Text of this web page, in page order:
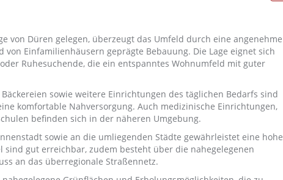
von Düren gelegen, überzeugt das Umfeld durch eine angenehme
Einfamilienhäusern geprägte Bebauung. Die Lage eignet sich
Ruhesuchende, die ein entspanntes Wohnumfeld mit guter
sowie weitere Einrichtungen des täglichen Bedarfs sind
komfortable Nahversorgung. Auch medizinische Einrichtungen,
befinden sich in der näheren Umgebung.
sowie an die umliegenden Städte gewährleistet eine hohe
gut erreichbar, zudem besteht über die nahegelegenen
an das überregionale Straßennetz.